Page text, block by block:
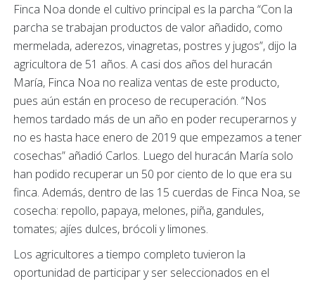
Finca Noa donde el cultivo principal es la parcha “Con la
parcha se trabajan productos de valor añadido, como
mermelada, aderezos, vinagretas, postres y jugos”, dijo la
agricultora de 51 años. A casi dos años del huracán
María, Finca Noa no realiza ventas de este producto,
pues aún están en proceso de recuperación. “Nos
hemos tardado más de un año en poder recuperarnos y
no es hasta hace enero de 2019 que empezamos a tener
cosechas” añadió Carlos. Luego del huracán María solo
han podido recuperar un 50 por ciento de lo que era su
finca. Además, dentro de las 15 cuerdas de Finca Noa, se
cosecha: repollo, papaya, melones, piña, gandules,
tomates; ajíes dulces, brócoli y limones.
Los agricultores a tiempo completo tuvieron la
oportunidad de participar y ser seleccionados en el